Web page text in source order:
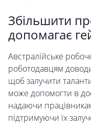
Збільшити
допомагає
Австралійське
роботодавцям
щоб залучити
може допомогти в
надаючи
підтримуючи їх